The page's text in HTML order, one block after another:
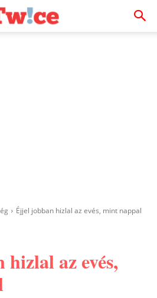
Éjjel jobban hizlal az evés, mint nappal
az evés,